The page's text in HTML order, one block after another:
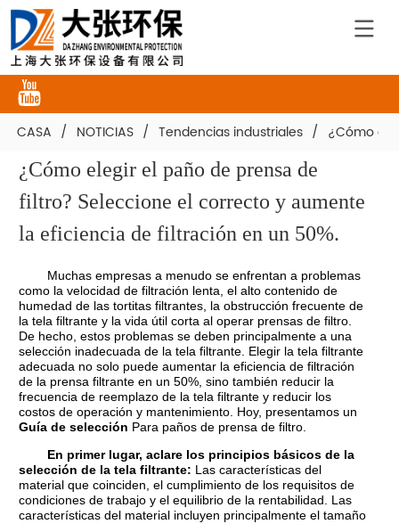
CASA / NOTICIAS / Tendencias industriales / ¿Cómo
¿Cómo elegir el paño de prensa de
filtro? Seleccione el correcto y aumente
la eficiencia de filtración en un 50%.